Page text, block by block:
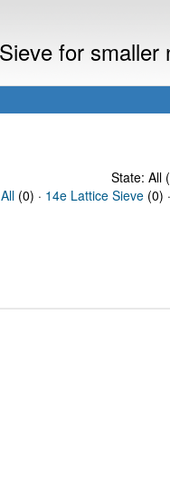
for
State: All
All (0) · 14e Lattice Sieve (0) ·